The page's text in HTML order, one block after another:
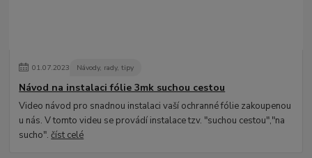
01.07.2023 Návody, rady, tipy
Návod na instalaci fólie 3mk suchou cestou
Video návod pro snadnou instalaci vaší ochranné fólie zakoupenou
u nás. V tomto videu se provádí instalace tzv. "suchou cestou","na
sucho".číst celé